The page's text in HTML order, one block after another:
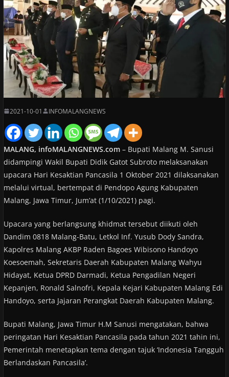
2021-10-01 INFOMALANGNEWS
MALANG, infoMALANGNEWS.com– Bupati Malang M. Sanusi
didampingi Wakil Bupati Didik Gatot Subroto melaksanakan
upacara Hari Kesaktian Pancasila 1 Oktober 2021 dilaksanakan
melalui virtual, bertempat di Pendopo Agung Kabupaten
Malang, Jawa Timur, Jum’at (1/10/2021) pagi.
Upacara yang berlangsung khidmat tersebut diikuti oleh
Dandim 0818 Malang-Batu, Letkol Inf. Yusub Dody Sandra,
Kapolres Malang AKBP Raden Bagoes Wibisono Handoyo
Koesoemah, Sekretaris Daerah Kabupaten Malang Wahyu
Hidayat, Ketua DPRD Darmadi, Ketua Pengadilan Negeri
Kepanjen, Ronald Salnofri, Kepala Kejari Kabupaten Malang Edi
Handoyo, serta Jajaran Perangkat Daerah Kabupaten Malang.
Bupati Malang, Jawa Timur H.M Sanusi mengatakan, bahwa
peringatan Hari Kesaktian Pancasila pada tahun 2021 tahin ini,
Pemerintah menetapkan tema dengan tajuk ‘Indonesia Tangguh
Berlandaskan Pancasila’.